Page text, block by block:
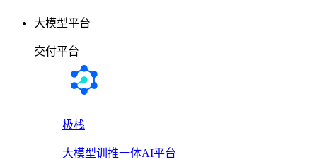
大模型平台
交付平台
极栈
大模型训推一体AI平台